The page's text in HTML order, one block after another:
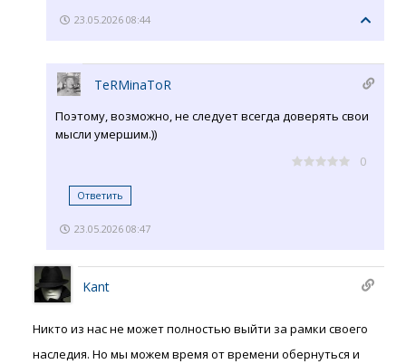
23.05.2026 08:44
TeRMinaToR
Поэтому, возможно, не следует всегда доверять свои
мысли умершим.))
0
Ответить
23.05.2026 08:47
Kant
Никто из нас не может полностью выйти за рамки своего
наследия. Но мы можем время от времени обернуться и